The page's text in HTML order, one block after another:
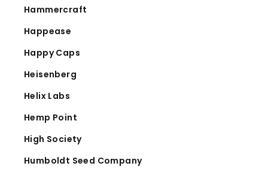
Hammercraft
Happease
Happy Caps
Heisenberg
Helix Labs
Hemp Point
High Society
Humboldt Seed Company